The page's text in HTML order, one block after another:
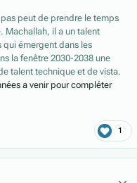
peut de prendre le temps
Machallah, il a un talent
qui émergent dans les
la fenêtre 2030-2038 une
talent technique et de vista.
a venir pour compléter
1